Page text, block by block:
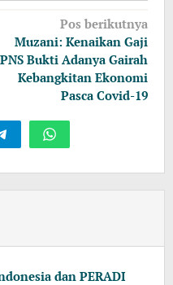
Pos berikutnya
Muzani: Kenaikan Gaji
PNS Bukti Adanya Gairah
Kebangkitan Ekonomi
Pasca Covid-19
dan PERADI